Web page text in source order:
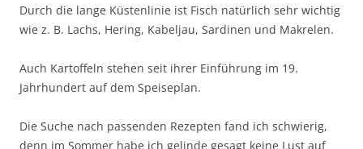
Durch die lange Küstenlinie ist Fisch natürlich sehr wichtig
wie z. B. Lachs, Hering, Kabeljau, Sardinen und Makrelen.
Auch Kartoffeln stehen seit ihrer Einführung im 19.
Jahrhundert auf dem Speiseplan.
Die Suche nach passenden Rezepten fand ich schwierig,
denn im Sommer habe ich gelinde gesagt keine Lust auf